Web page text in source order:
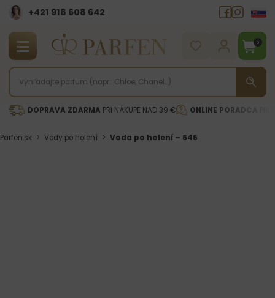
+421 918 608 642‬
0
DOPRAVA ZDARMA PRI NÁKUPE NAD 39 € ONLINE PORADCA
Parfen.sk > Vody po holení > Voda po holení – 646